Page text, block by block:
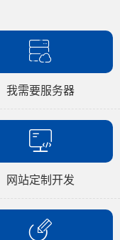
我需要服务器
网站定制开发